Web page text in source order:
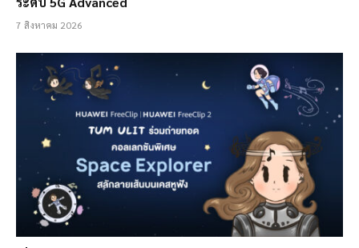
7 สิงหาคม 2026